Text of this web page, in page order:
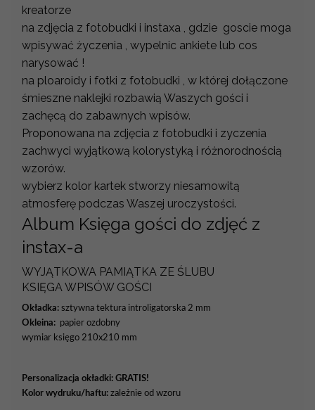
kreatorze
na zdjęcia z fotobudki i instaxa , gdzie goscie moga
wpisywać życzenia , wypelnic ankiete lub cos
narysować !
na ploaroidy i fotki z fotobudki , w której dołączone
śmieszne naklejki rozbawią Waszych gości i
zachęcą do zabawnych wpisów.
Proponowana na zdjęcia z fotobudki i zyczenia
zachwyci wyjątkową kolorystyką i różnorodnością
wzorów.
wybierz kolor kartek stworzy niesamowitą
atmosferę podczas Waszej uroczystości.
Album Księga gości do zdjęć z
instax-a
WYJĄTKOWA PAMIĄTKA ZE ŚLUBU
KSIĘGA WPISÓW GOŚCI
Okładka: sztywna tektura introligatorska 2 mm
Okleina: papier ozdobny
wymiar księgo 210x210 mm
Personalizacja okładki: GRATIS!
Kolor wydruku/haftu: zależnie od wzoru